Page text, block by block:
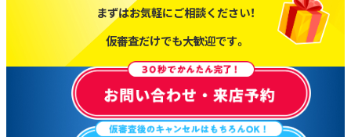
まずはお気軽にご相談ください！
仮審査だけでも大歓迎です。